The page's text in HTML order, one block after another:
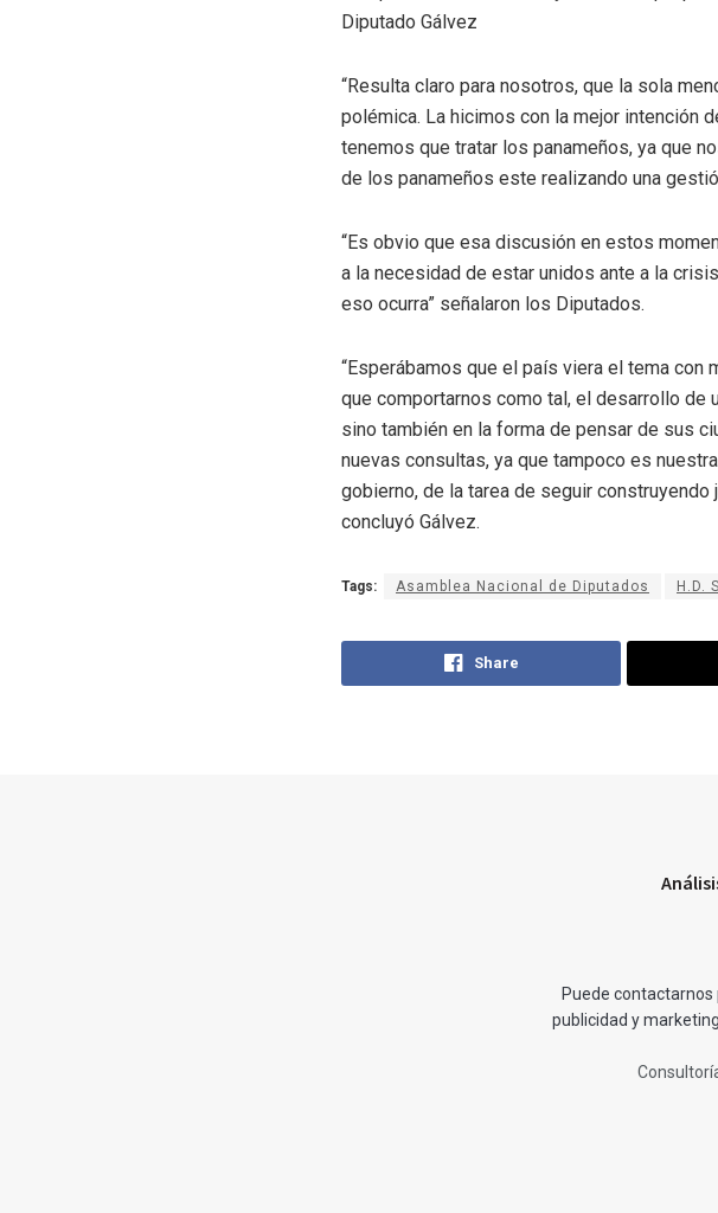
Diputado Gálvez
“Resulta claro para nosotros, que la sola
polémica. La hicimos con la mejor intención
tenemos que tratar los panameños, ya que
de los panameños este realizando una
“Es obvio que esa discusión en estos
a la necesidad de estar unidos ante a la
eso ocurra” señalaron los Diputados.
“Esperábamos que el país viera el tema con
que comportarnos como tal, el desarrollo de
sino también en la forma de pensar de sus
nuevas consultas, ya que tampoco es
gobierno, de la tarea de seguir
concluyó Gálvez.
Tags: Asamblea Nacional de Diputados H.D.
Share
Puede
publicidad y